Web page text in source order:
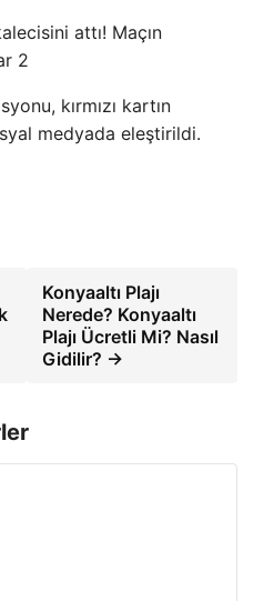
kırmızı kartın
medyada eleştirildi.
Konyaaltı Plajı
Nerede? Konyaaltı
Plajı Ücretli Mi? Nasıl
Gidilir? →